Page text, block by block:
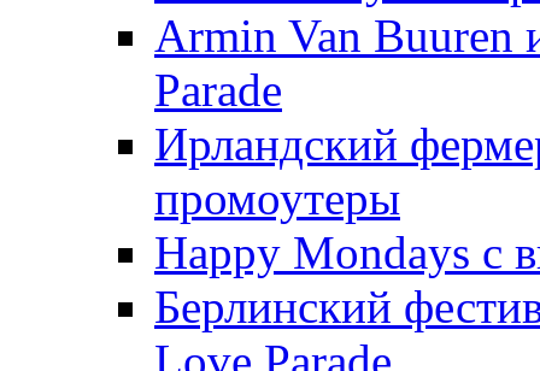
Armin Van Buuren
Parade
Ирландский
промоутеры
Happy Mondays с
Берлинский